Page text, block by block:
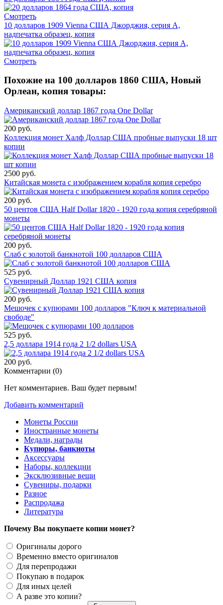
Смотреть
10 долларов 1909 Vienna США Джорджия, серия А,
надпечатка образец, копия
Смотреть
Похожие на 100 долларов 1860 США, Новый
Орлеан, копия товары:
Американский доллар 1867 года One Dollar
200 руб.
Коллекция монет Халф Доллар США пробные выпуски 18 шт
копии
2500 руб.
Китайская монета с изображением корабля копия серебро
200 руб.
50 центов США Half Dollar 1820 - 1920 года копия серебряной
монеты
200 руб.
Слаб с золотой банкнотой 100 долларов США
525 руб.
Сувенирный Доллар 1921 США копия
200 руб.
Мешочек с купюрами 100 долларов "Ключ к материальной
свободе"
525 руб.
2,5 доллара 1914 года 2 1/2 dollars USA
200 руб.
Комментарии (0)
Нет комментариев. Ваш будет первым!
Добавить комментарий
Монеты России
Иностранные монеты
Медали, награды
Купюры, банкноты
Аксессуары
Наборы, коллекции
Эксклюзивные вещи
Сувениры, подарки
Разное
Распродажа
Литература
Почему Вы покупаете копии монет?
Оригиналы дорого
Временно вместо оригиналов
Для перепродажи
Покупаю в подарок
Для иных целей
А разве это копии?